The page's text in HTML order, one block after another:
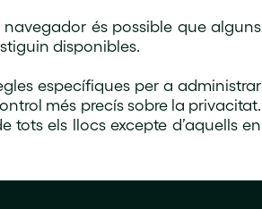
és possible que alguns
disponibles.
específiques per a administrar
més precís sobre la privacitat.
els llocs excepte d’aquells en